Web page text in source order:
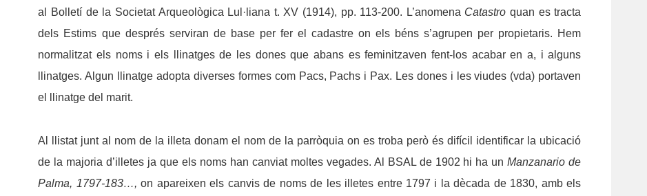
al Bolletí de la Societat Arqueològica Lul·liana t. XV (1914), pp. 113-200. L’anomena Catastro quan es tracta
dels Estims que després serviran de base per fer el cadastre on els béns s’agrupen per propietaris. Hem
normalitzat els noms i els llinatges de les dones que abans es feminitzaven fent-los acabar en a, i alguns
llinatges. Algun llinatge adopta diverses formes com Pacs, Pachs i Pax. Les dones i les viudes (vda) portaven
el llinatge del marit.
Al llistat junt al nom de la illeta donam el nom de la parròquia on es troba però és difícil identificar la ubicació
de la majoria d’illetes ja que els noms han canviat moltes vegades. Al BSAL de 1902 hi ha unManzanario de
Palma, 1797-183…,on apareixen els canvis de noms de les illetes entre 1797 i la dècada de 1830, amb els